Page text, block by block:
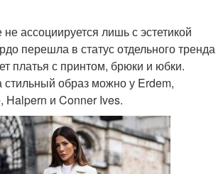
ассоциируется лишь с эстетикой
перешла в статус отдельного тренда
платья с принтом, брюки и юбки.
стильный образ можно у Erdem,
Halpern и Conner Ives.